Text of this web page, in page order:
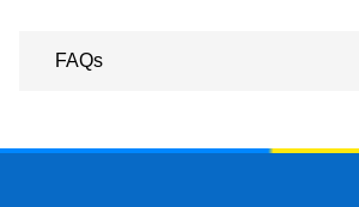
FAQs